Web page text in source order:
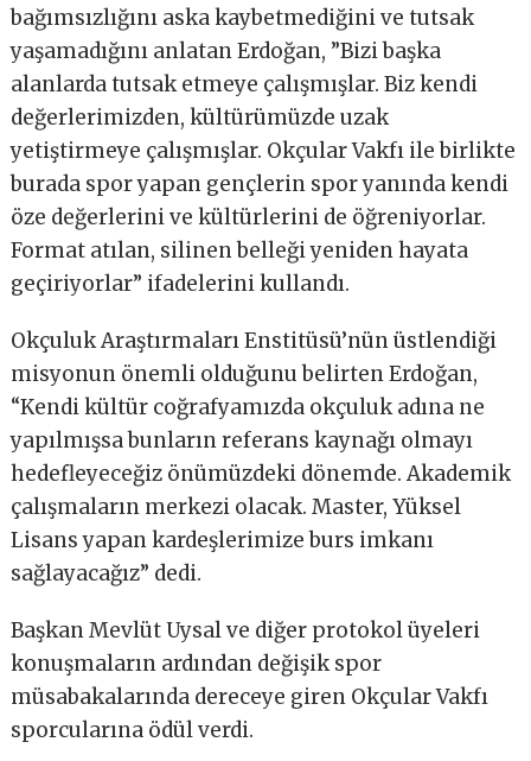
bağımsızlığını aska kaybetmediğini ve tutsak
yaşamadığını anlatan Erdoğan, ”Bizi başka
alanlarda tutsak etmeye çalışmışlar. Biz kendi
değerlerimizden, kültürümüzde uzak
yetiştirmeye çalışmışlar. Okçular Vakfı ile birlikte
burada spor yapan gençlerin spor yanında kendi
öze değerlerini ve kültürlerini de öğreniyorlar.
Format atılan, silinen belleği yeniden hayata
geçiriyorlar” ifadelerini kullandı.
Okçuluk Araştırmaları Enstitüsü’nün üstlendiği
misyonun önemli olduğunu belirten Erdoğan,
“Kendi kültür coğrafyamızda okçuluk adına ne
yapılmışsa bunların referans kaynağı olmayı
hedefleyeceğiz önümüzdeki dönemde. Akademik
çalışmaların merkezi olacak. Master, Yüksel
Lisans yapan kardeşlerimize burs imkanı
sağlayacağız” dedi.
Başkan Mevlüt Uysal ve diğer protokol üyeleri
konuşmaların ardından değişik spor
müsabakalarında dereceye giren Okçular Vakfı
sporcularına ödül verdi.